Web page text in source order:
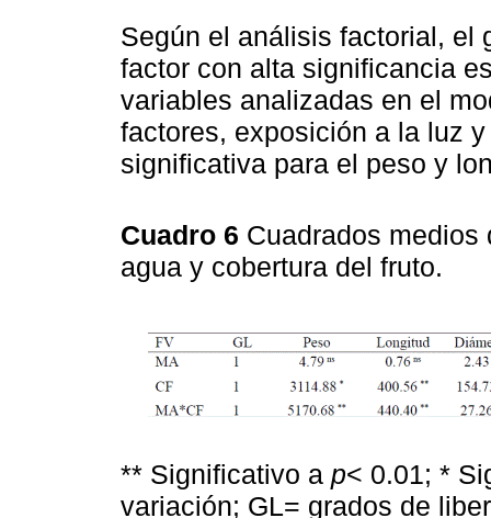
Según el análisis factorial, el
factor con alta significancia
variables analizadas en el
factores, exposición a la luz
significativa para el peso y
Cuadro 6 Cuadrados medios
agua y cobertura del fruto.
** Significativo a p< 0.01; *
variación; GL= grados de